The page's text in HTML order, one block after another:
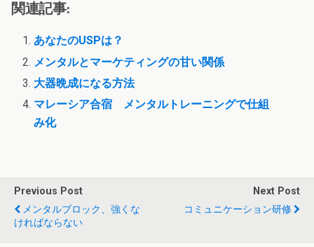
関連記事:
あなたのUSPは？
メンタルとマーケティングの甘い関係
大器晩成になる方法
マレーシア合宿 メンタルトレーニングで仕組
み化
Previous Post
メンタルブロック、強くな
ければならない
Next Post
コミュニケーション研修